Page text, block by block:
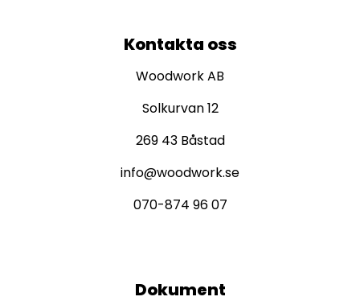
Kontakta oss
Woodwork AB
Solkurvan 12
269 43 Båstad
info@woodwork.se
070-874 96 07
Dokument